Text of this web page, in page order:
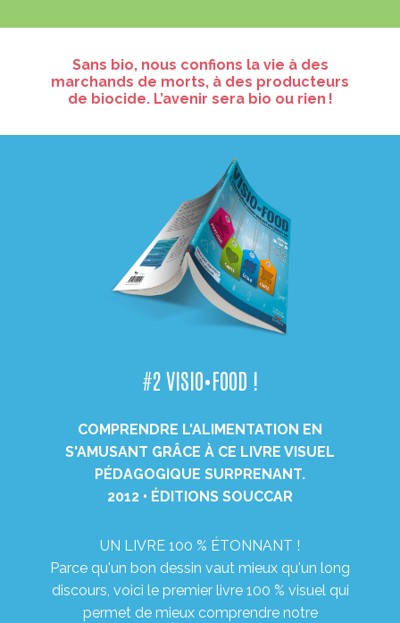
Sans bio, nous confions la vie à des
marchands de morts, à des producteurs
de biocide. L’avenir sera bio ou rien !
#2 VISIO•FOOD !
COMPRENDRE L'ALIMENTATION EN
S'AMUSANT GRÂCE À CE LIVRE VISUEL
PÉDAGOGIQUE SURPRENANT.
2012 • ÉDITIONS SOUCCAR
UN LIVRE 100 % ÉTONNANT !
Parce qu'un bon dessin vaut mieux qu'un long
discours, voici le premier livre 100 % visuel qui
permet de mieux comprendre notre